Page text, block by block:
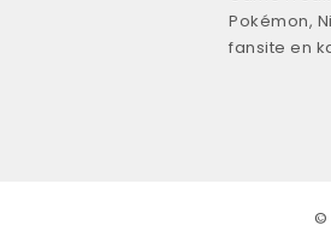
Pokémon,
fansite en
©